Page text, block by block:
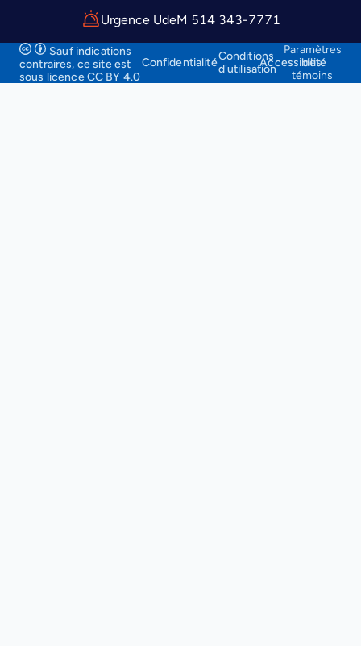
Urgence UdeM 514 343-7771
Sauf indications
contraires, ce siteest
sous licence CC BY 4.0
ConfidentialitéConditions
d'utilisationAccessibilité
Paramètres
des
témoins